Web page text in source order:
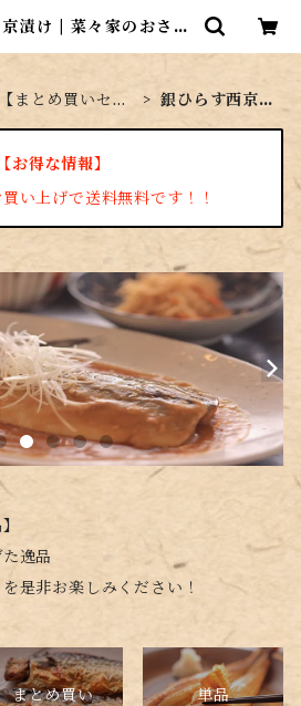
漬け | 菜々家のおさか
【まとめ買いセッ
銀ひらす西京
【お得な情報】
い上げで送料無料です！！
逸品
是非お楽しみください！
まとめ買い 単品